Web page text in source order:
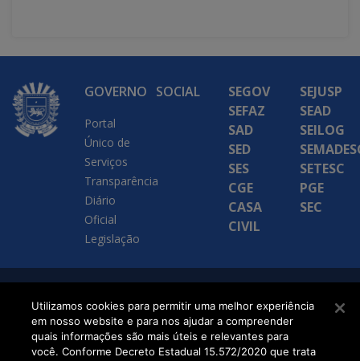
GOVERNO
Portal
Único de
Serviços
Transparência
Diário
Oficial
Legislação
SOCIAL
SEGOV
SEFAZ
SAD
SED
SES
CGE
CASA
CIVIL
SEJUSP
SEAD
SEILOG
SETESC
PGE
SEC
SETDIG | Secretaria-
Executiva de
Transformação Digital
Utilizamos cookies para permitir uma melhor experiência
em nosso website e para nos ajudar a compreender
quais informações são mais úteis e relevantes para
você. Conforme Decreto Estadual 15.572/2020 que trata